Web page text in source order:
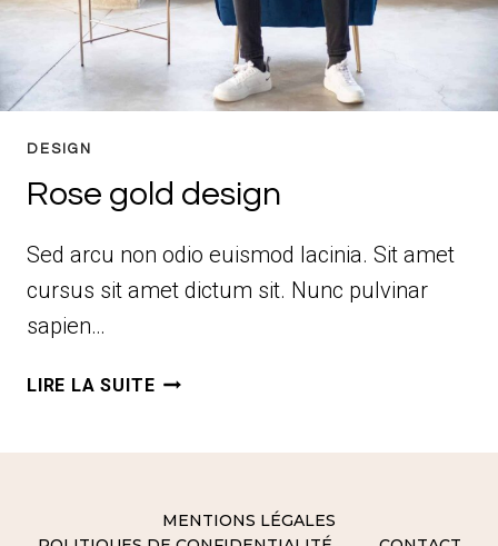
DESIGN
Rose gold design
Sed arcu non odio euismod lacinia. Sit amet
cursus sit amet dictum sit. Nunc pulvinar
sapien…
LIRE LA SUITEROSE
MENTIONS LÉGALES